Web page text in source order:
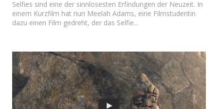
Selfies sind eine der sinnlosesten Erfindungen der Neuzeit. In
einem Kurzfilm hat nun Meelah Adams, eine Filmstudentin
dazu einen Film gedreht, der das Selfie...